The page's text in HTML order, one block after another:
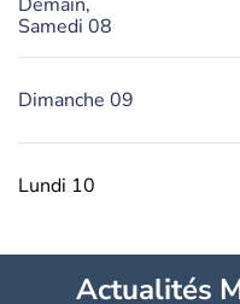
Samedi 08
Dimanche 09
Lundi 10
Actualités